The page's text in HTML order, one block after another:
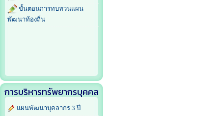
ขั้นตอนการทบทวนแผน
พัฒนาท้องถิ่น
การบริหารทรัพยากรบุคคล
แผนพัฒนาบุคลากร 3 ปี